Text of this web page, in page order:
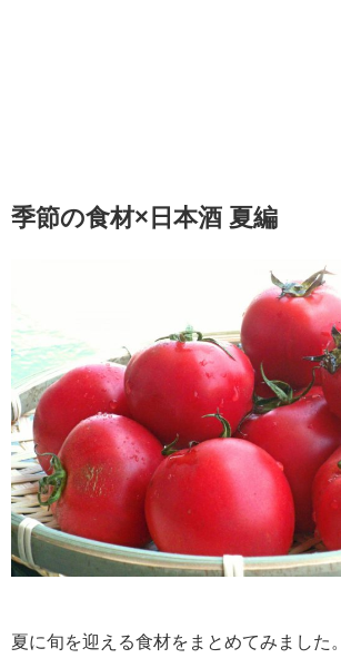
季節の食材×日本酒 夏編
夏に旬を迎える食材をまとめてみました。